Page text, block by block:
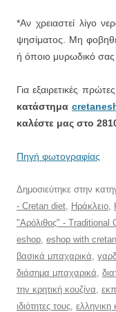
*Αν χρειαστεί λίγο
ψησίματος. Μη
ή όποιο μυρωδικό σας
Για εξαιρετικές
κατάστημα
καλέστε μας στο
Πηγή φωτογραφίας
Δημοσιεύτηκε στην
- Cretan diet
Ηράκλειο
"Αρόλιθος" - Traditional
eshop eshop with
βασικά μπαχαρικά
διάσημα μπαχαρικά
την κρητική κουζίνα
ιδιότητες τους ελληνικη